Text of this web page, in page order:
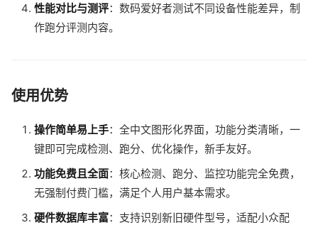
性能对比与测评：数码爱好者测试不同设备性能差异，制
作跑分评测内容。
使用优势
操作简单易上手：全中文图形化界面，功能分类清晰，一
键即可完成检测、跑分、优化操作，新手友好。
功能免费且全面：核心检测、跑分、监控功能完全免费，
无强制付费门槛，满足个人用户基本需求。
硬件数据库丰富：支持识别新旧硬件型号，适配小众配